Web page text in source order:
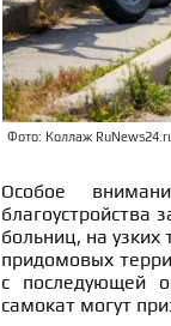
Фото: Коллаж
Особое
благоустройства
больниц, на узких
придомовых
с последующей
самокат могут